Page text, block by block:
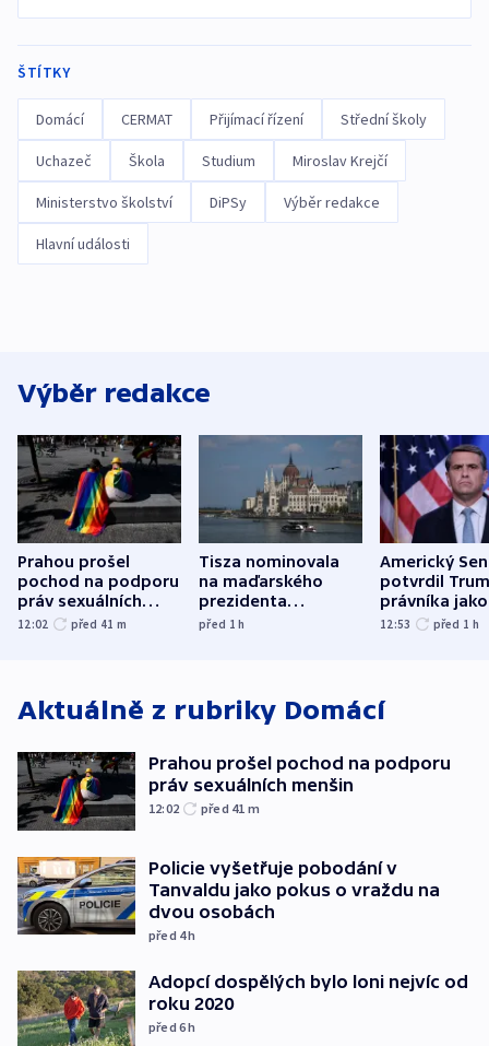
ŠTÍTKY
Domácí CERMAT Přijímací řízení Střední školy
Uchazeč Škola Studium Miroslav Krejčí
Ministerstvo školství DiPSy Výběr redakce
Hlavní události
Výběr redakce
Prahou prošel
pochod na podporu
práv sexuálních
menšin
12:02 před 41 m
Tisza nominovala
na maďarského
prezidenta
bývalého šéfa
před 1h
Americký
potvrdil
právníka jako
ministra
12:53 před 1 h
Aktuálně z rubriky Domácí
Prahou prošel pochod na podporu
práv sexuálních menšin
12:02 před 41 m
Policie vyšetřuje pobodání v
Tanvaldu jako pokus o vraždu na
dvou osobách
před 4h
Adopcí dospělých bylo loni nejvíc od
roku 2020
před 6h